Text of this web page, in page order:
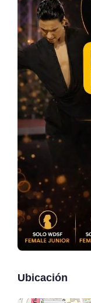
Ubicación